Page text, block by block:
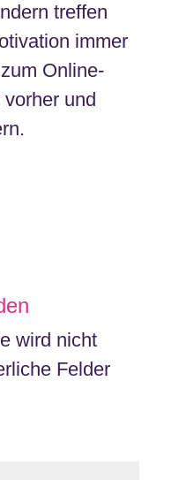
treffen
immer
Online-
und
wird nicht
Felder